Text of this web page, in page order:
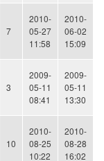
7
2010-
05-27
11:58
2010-
06-02
15:09
3
2009-
05-11
08:41
2009-
05-11
13:30
10
2010-
08-25
10:22
2010-
08-28
16:02